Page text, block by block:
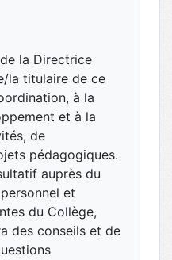
la Directrice
la titulaire de ce
à la
et à la
de
pédagogiques.
auprès du
et
du Collège,
des conseils et de